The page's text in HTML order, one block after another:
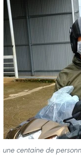
centaine de